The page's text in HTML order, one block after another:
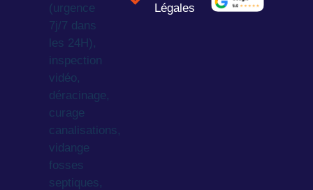
(urgence
7j/7 dans
les 24H),
inspection
vidéo,
déracinage,
curage
canalisations,
vidange
fosses
septiques,
Légales